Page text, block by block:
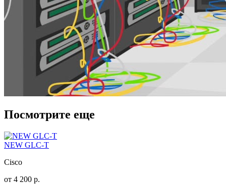
Посмотрите еще
NEW GLC-T
Cisco
от 4 200 р.